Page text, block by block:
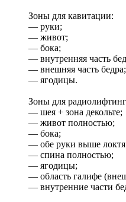
Зоны для кавитации:
— руки;
— живот;
— бока;
— внутренняя часть
— внешняя часть бедра;
— ягодицы.
Зоны для
— шея + зона декольте;
— живот полностью;
— бока;
— обе руки выше
— спина полностью;
— ягодицы;
— область галифе
— внутренние части